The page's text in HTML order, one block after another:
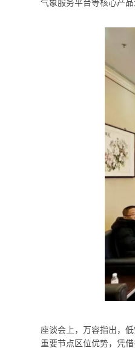
气象服务平台等核心产
座谈会上，万容指出，
重要节点区位优势，凭